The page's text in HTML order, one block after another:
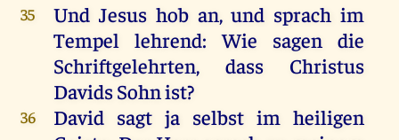
35
Und Jesus hob an, und sprach im
Tempel lehrend: Wie sagen die
Schriftgelehrten, dass Christus
Davids Sohn ist?
36
David sagt ja selbst im heiligen